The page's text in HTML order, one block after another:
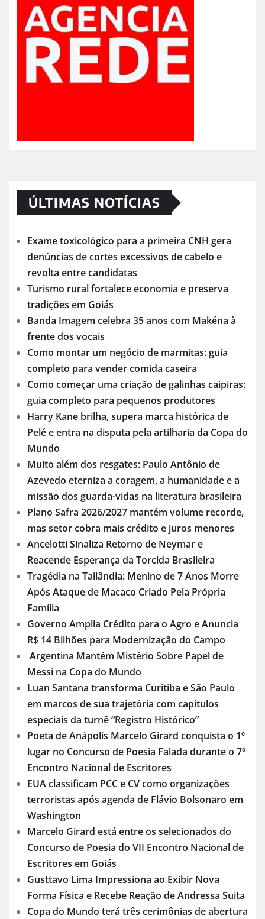
ÚLTIMAS NOTÍCIAS
Exame toxicológico para a primeira CNH gera
denúncias de cortes excessivos de cabelo e
revolta entre candidatas
Turismo rural fortalece economia e preserva
tradições em Goiás
Banda Imagem celebra 35 anos com Makéna à
frente dos vocais
Como montar um negócio de marmitas: guia
completo para vender comida caseira
Como começar uma criação de galinhas caipiras:
guia completo para pequenos produtores
Harry Kane brilha, supera marca histórica de
Pelé e entra na disputa pela artilharia da Copa do
Mundo
Muito além dos resgates: Paulo Antônio de
Azevedo eterniza a coragem, a humanidade e a
missão dos guarda-vidas na literatura brasileira
Plano Safra 2026/2027 mantém volume recorde,
mas setor cobra mais crédito e juros menores
Ancelotti Sinaliza Retorno de Neymar e
Reacende Esperança da Torcida Brasileira
Tragédia na Tailândia: Menino de 7 Anos Morre
Após Ataque de Macaco Criado Pela Própria
Família
Governo Amplia Crédito para o Agro e Anuncia
R$ 14 Bilhões para Modernização do Campo
Argentina Mantém Mistério Sobre Papel de
Messi na Copa do Mundo
Luan Santana transforma Curitiba e São Paulo
em marcos de sua trajetória com capítulos
especiais da turnê “Registro Histórico”
Poeta de Anápolis Marcelo Girard conquista o 1º
lugar no Concurso de Poesia Falada durante o 7º
Encontro Nacional de Escritores
EUA classificam PCC e CV como organizações
terroristas após agenda de Flávio Bolsonaro em
Washington
Marcelo Girard está entre os selecionados do
Concurso de Poesia do VII Encontro Nacional de
Escritores em Goiás
Gusttavo Lima Impressiona ao Exibir Nova
Forma Física e Recebe Reação de Andressa Suita
Copa do Mundo terá três cerimônias de abertura